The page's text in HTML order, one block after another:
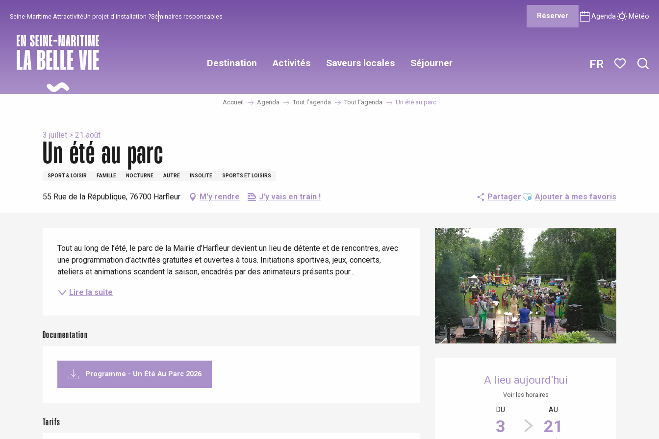
principal
FR
Seine-Maritime AttractivitéUn projet d'installation ?Séminaires responsables Réserver Agenda Météo
Destination
Criel-sur-Mer
Blangy-sur-Bresle
Activités
Pour profiter
Tout l'agenda
Avec les enfants
Entre amis
Saveurs locales
Incontournables
Lieux branchés
Séjourner
Bien de chez nous !
Séjours en bord de
Séjours à vélo
Accueil Agenda Tout l’agenda Tout l’agenda Un été au parc
3 juillet > 21 août
Un été au parc
SPORT & LOISIR FAMILLE NOCTURNE AUTRE INSOLITE SPORTS ET LOISIRS
55 Rue de la République, 76700 Harfleur M'y rendre J'y vais en train ! Partager Ajouter aux favoris
Ajouter à mes favoris
A lieu aujourd'hui
Voir les horaires
DU
3
AU
21
Tout au long de l’été, le parc de la Mairie d’Harfleur devient un lieu de détente et de rencontres, avec
une programmation d’activités gratuites et ouvertes à tous. Initiations sportives, jeux, concerts,
ateliers et animations scandent la saison, encadrés par des animateurs présents pour...
Lire la suite
Documentation
Programme - Un Été Au Parc 2026
Tarifs